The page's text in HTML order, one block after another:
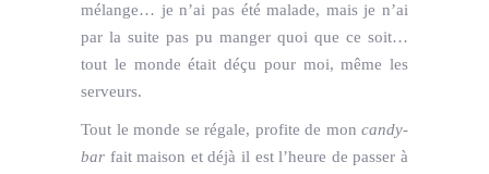
mélange… je n’ai pas été malade, mais je n’ai
par la suite pas pu manger quoi que ce soit…
tout le monde était déçu pour moi, même les
serveurs.
Tout le monde se régale, profite de mon candy-
bar fait maison et déjà il est l’heure de passer à